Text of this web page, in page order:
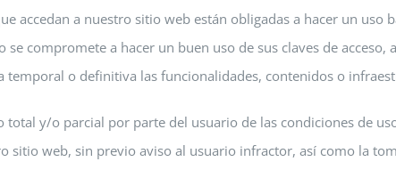
accedan a nuestro sitio web están obligadas a hacer un
se compromete a hacer un buen uso de sus claves de
temporal o definitiva las funcionalidades, contenidos o
total y/o parcial por parte del usuario de las condiciones de
sitio web, sin previo aviso al usuario infractor, así como la